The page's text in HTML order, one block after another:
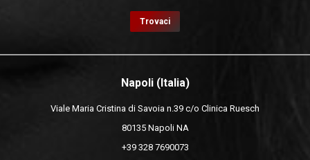
Trovaci
Napoli (Italia)
Viale Maria Cristina di Savoia n.39 c/o Clinica Ruesch
80135 Napoli NA
+39 328 7690073